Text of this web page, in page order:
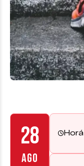
28
AGO